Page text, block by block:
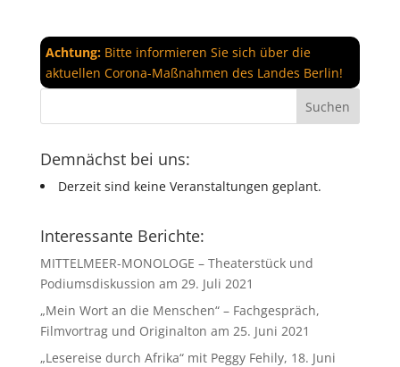
Achtung:Bitte informieren Sie sich über die
aktuellen Corona-Maßnahmen des Landes Berlin!
Demnächst bei uns:
Derzeit sind keine Veranstaltungen geplant.
Interessante Berichte:
MITTELMEER-MONOLOGE – Theaterstück und
Podiumsdiskussion am 29. Juli 2021
„Mein Wort an die Menschen“ – Fachgespräch,
Filmvortrag und Originalton am 25. Juni 2021
„Lesereise durch Afrika“ mit Peggy Fehily, 18. Juni